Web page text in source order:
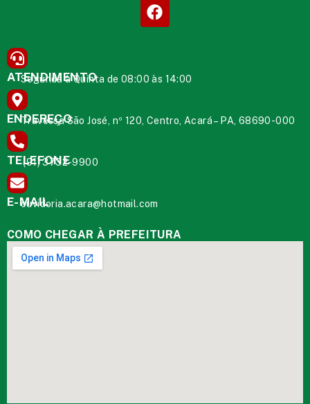
ATENDIMENTO
Segunda à Quinta de 08:00 às 14:00
ENDEREÇO
Travessa São José, nº 120, Centro, Acará – PA, 68690-000
TELEFONE
(91) 3732-9900
E-MAIL
ouvidoria.acara@hotmail.com
COMO CHEGAR À PREFEITURA